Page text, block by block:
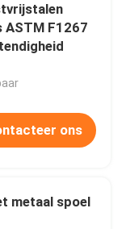
ASTM F1267
ons
metaal spoel